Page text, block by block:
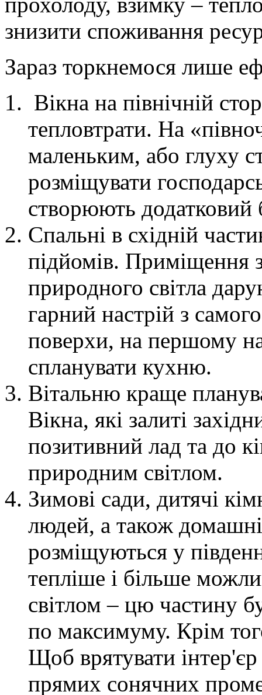
знизити споживання
Зараз торкнемося лише
Вікна на північній
тепловтрати. На
маленьким, або глуху
розміщувати
створюють додатковий
Спальні в східній
підйомів. Приміщення
природного світла
гарний настрій з
поверхи, на першому
спланувати кухню.
Вітальню краще
Вікна, які залиті
позитивний лад та до
природним світлом.
Зимові сади, дитячі
людей, а також домашні
розміщуються у
тепліше і більше
світлом – цю частину
по максимуму. Крім
Щоб врятувати
прямих сонячних